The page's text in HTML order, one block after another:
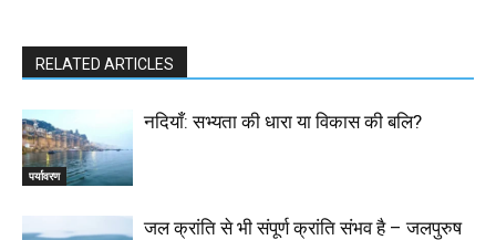
RELATED ARTICLES
पर्यावरण
नदियाँ: सभ्यता की धारा या विकास की बलि?
जल क्रांति से भी संपूर्ण क्रांति संभव है – जलपुरुष